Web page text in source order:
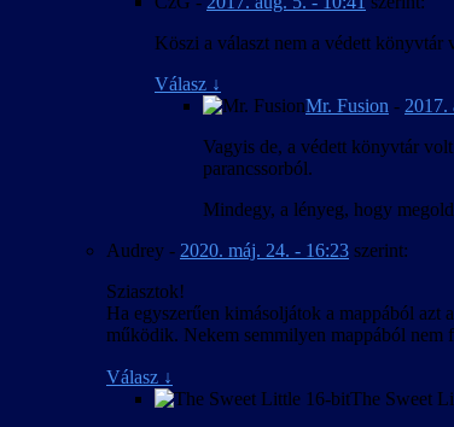
Köszi a választ nem a védett könyvtár
Válasz ↓
Mr. Fusion - 2017.
Vagyis de, a védett könyvtár
parancssorból.
Mindegy, a lényeg, hogy
Audrey - 2020. máj. 24. - 16:23 szerint:
Sziasztok!
Ha egyszerűen kimásoljátok a mappából azt
működik. Nekem semmilyen mappából nem
Válasz ↓
The Sweet